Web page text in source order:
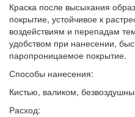
Краска после высыхания
покрытие, устойчивое к
воздействиям и перепадам
удобством при нанесении,
паропроницаемое покрытие.
Способы нанесения:
Кистью, валиком,
Расход: